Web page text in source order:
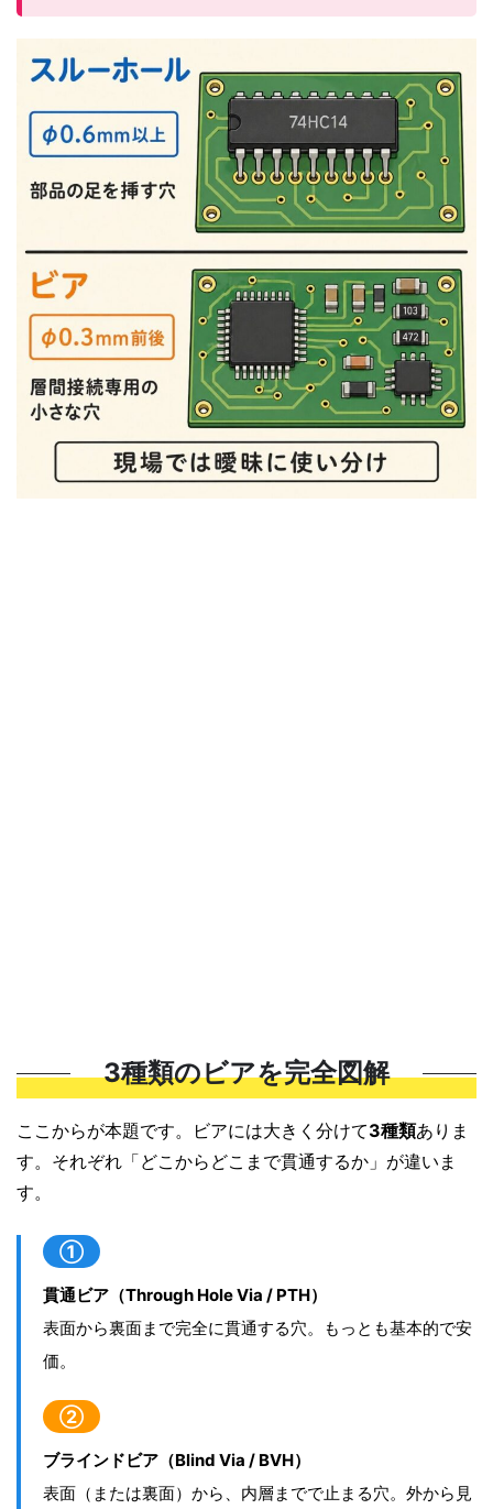
3種類のビアを完全図解
ここからが本題です。ビアには大きく分けて3種類ありま
す。それぞれ「どこからどこまで貫通するか」が違いま
す。
①
貫通ビア（Through Hole Via / PTH）
表面から裏面まで完全に貫通する穴。もっとも基本的で安
価。
②
ブラインドビア（Blind Via / BVH）
表面（または裏面）から、内層までで止まる穴。外から見